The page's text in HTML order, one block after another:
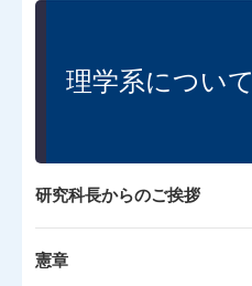
理学系について
研究科長からのご挨拶
憲章